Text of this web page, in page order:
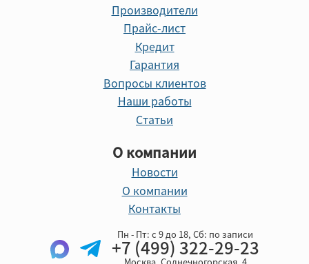
Производители
Прайс-лист
Кредит
Гарантия
Вопросы клиентов
Наши работы
Статьи
О компании
Новости
О компании
Контакты
Пн - Пт: с 9 до 18, Cб: по записи
+7 (499) 322-29-23